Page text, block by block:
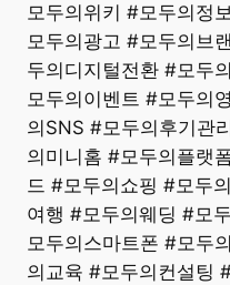
모두의위키 #모두의정
모두의광고 #모두의브
두의디지털전환 #모두
모두의이벤트 #모두의
의SNS #모두의후기관
의미니홈 #모두의플랫
드 #모두의쇼핑 #모두
여행 #모두의웨딩 #모
모두의스마트폰 #모두
의교육 #모두의컨설팅